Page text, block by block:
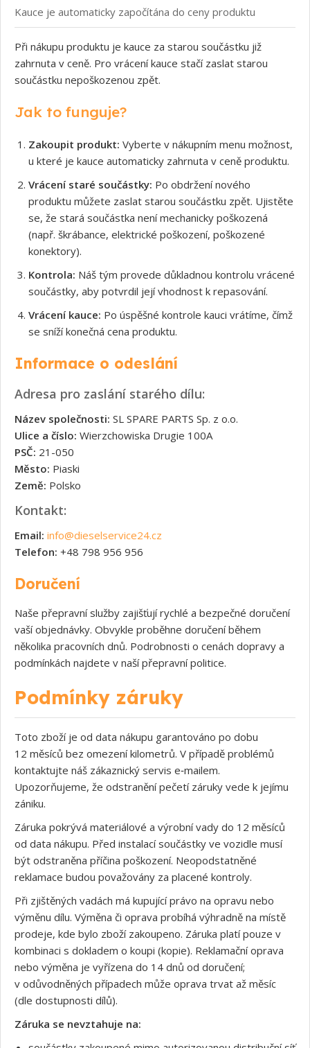
Kauce je automaticky započítána do ceny produktu
Při nákupu produktu je kauce za starou součástku již
zahrnuta v ceně. Pro vrácení kauce stačí zaslat starou
součástku nepoškozenou zpět.
Jak to funguje?
Zakoupit produkt: Vyberte v nákupním menu možnost,
u které je kauce automaticky zahrnuta v ceně produktu.
Vrácení staré součástky: Po obdržení nového
produktu můžete zaslat starou součástku zpět. Ujistěte
se, že stará součástka není mechanicky poškozená
(např. škrábance, elektrické poškození, poškozené
konektory).
Kontrola: Náš tým provede důkladnou kontrolu vrácené
součástky, aby potvrdil její vhodnost k repasování.
Vrácení kauce: Po úspěšné kontrole kauci vrátíme, čímž
se sníží konečná cena produktu.
Informace o odeslání
Adresa pro zaslání starého dílu:
Název společnosti: SL SPARE PARTS Sp. z o.o.
Ulice a číslo: Wierzchowiska Drugie 100A
PSČ: 21-050
Město: Piaski
Země: Polsko
Kontakt:
Email: info@dieselservice24.cz
Telefon: +48 798 956 956
Doručení
Naše přepravní služby zajišťují rychlé a bezpečné doručení
vaší objednávky. Obvykle proběhne doručení během
několika pracovních dnů. Podrobnosti o cenách dopravy a
podmínkách najdete v naší přepravní politice.
Podmínky záruky
Toto zboží je od data nákupu garantováno po dobu
12 měsíců bez omezení kilometrů. V případě problémů
kontaktujte náš zákaznický servis e‑mailem.
Upozorňujeme, že odstranění pečetí záruky vede k jejímu
zániku.
Záruka pokrývá materiálové a výrobní vady do 12 měsíců
od data nákupu. Před instalací součástky ve vozidle musí
být odstraněna příčina poškození. Neopodstatněné
reklamace budou považovány za placené kontroly.
Při zjištěných vadách má kupující právo na opravu nebo
výměnu dílu. Výměna či oprava probíhá výhradně na místě
prodeje, kde bylo zboží zakoupeno. Záruka platí pouze v
kombinaci s dokladem o koupi (kopie). Reklamační oprava
nebo výměna je vyřízena do 14 dnů od doručení;
v odůvodněných případech může oprava trvat až měsíc
(dle dostupnosti dílů).
Záruka se nevztahuje na: